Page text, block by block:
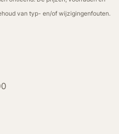
van typ- en/of wijzigingenfouten.